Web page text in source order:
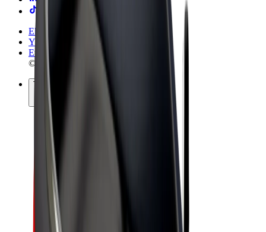
Ehdot
Yksityisyys
Evästeet
© 2026 Bolt Technology OÜ
Tuotteet
Sähköpotkulaudat
Bolt-kauppa
Bolt Food
Bolt Drive
Bolt for Business